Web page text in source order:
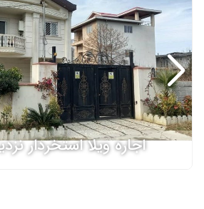
اجاره ویلا استخردار